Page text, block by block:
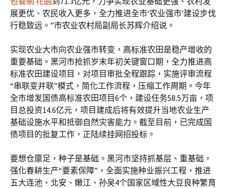
展更优、农民收入更多，全力推进全市‘农业强市’建设步伐
行稳致远。”市农业农村局副局长苏辉介绍说。
实现农业大市向农业强市转变，高标准农田是稳产增收的
重要基础。黑河市抢抓岁末年初关键窗口期，全力推进高
标准农田建设项目，对项目审批全程跟踪，实施评审流程
“串联变并联”模式，简化工作流程，压缩工作周期。今年
全市增发国债高标准农田项目6个，建设任务58.5万亩，项
目总投资14.6亿元，项目建成后将有效提升当地农业生产
基础设施水平和抵御自然灾害能力。截至目前，已完成国
债项目的批复工作，正陆续挂网招投标。
要想仓廪足，种子是基础。黑河市坚持抓基层、重基础，
强化春耕生产“要素保障”，全面实施种业振兴工程，推进
五大连池、北安、嫩江、孙吴4个国家区域性大豆良种繁育